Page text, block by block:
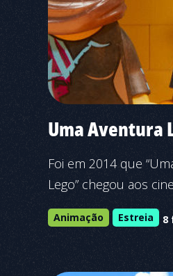
Uma Aventura
Foi em 2014 que
Lego” chegou aos
Animação Estreia 8